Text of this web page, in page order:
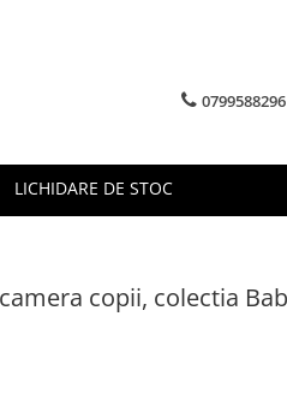
0799588296
LICHIDARE DE STOC
copii, colectia